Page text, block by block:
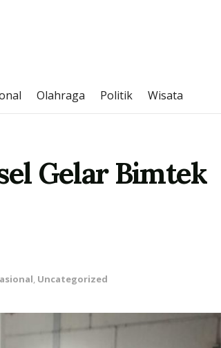
Olahraga Politik Wisata
Gelar Bimtek
, Uncategorized